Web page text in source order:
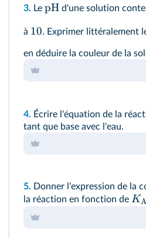
3. Le pH d'une solution
à 10. Exprimer littéralement
en déduire la couleur de la
4. Écrire l'équation de la
tant que base avec l'eau.
5. Donner l'expression de la
la réaction en fonction de K